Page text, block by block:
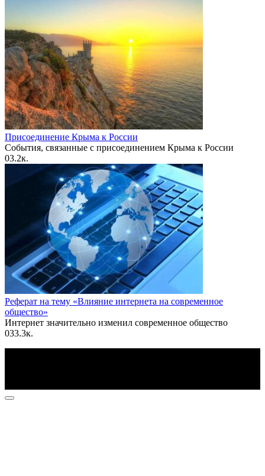
Присоединение Крыма к России
События, связанные с присоединением Крыма к России
03.2к.
Реферат на тему «Влияние интернета на современное
общество»
Интернет значительно изменил современное общество
033.3к.